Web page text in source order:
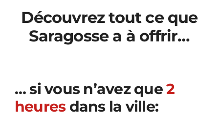
Découvrez tout ce que
Saragosse a à offrir…
… si vous n’avez que2
heuresdans la ville: